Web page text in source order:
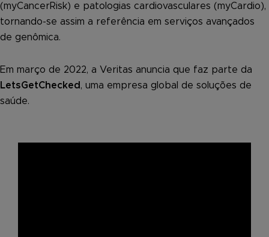
(myCancerRisk) e patologias cardiovasculares (myCardio),
tornando-se assim a referência em serviços avançados
de genômica.
Em março de 2022, a Veritas anuncia que faz parte da
LetsGetChecked , uma empresa global de soluções de
saúde.